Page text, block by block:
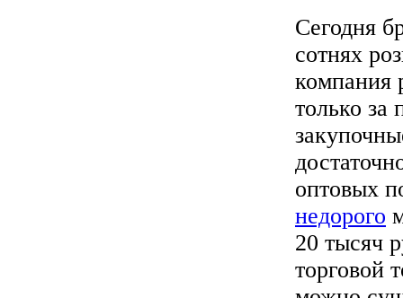
Сегодня
сотнях
компания
только за
оптовых
недорого
20 тысяч
торговой